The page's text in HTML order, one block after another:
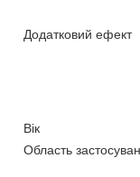
Додатковий ефект
Вік
Область